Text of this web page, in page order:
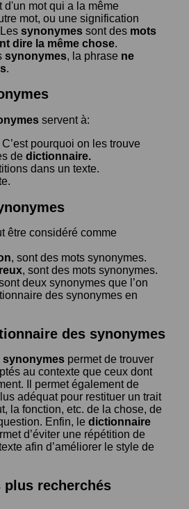
d'un mot qui a la même
mot, ou une signification
synonymes sont des mots
dire la même chose.
synonymes, la phrase ne
.
servent à:
pourquoi on les trouve
de dictionnaire.
dans un texte.
être considéré comme
, sont des mots synonymes.
, sont des mots synonymes.
deux synonymes que l’on
des synonymes en
des synonymes
synonymes permet de trouver
au contexte que ceux dont
Il permet également de
adéquat pour restituer un trait
la fonction, etc. de la chose, de
Enfin, le dictionnaire
d’éviter une répétition de
afin d’améliorer le style de
plus recherchés